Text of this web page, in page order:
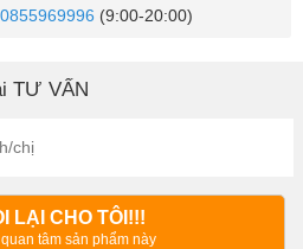
0855969996 (9:00-20:00)
TƯ VẤN
LẠI CHO TÔI!!!
tâm sản phẩm này